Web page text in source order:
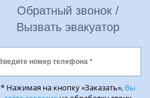
Обратный звонок /
Вызвать эвакуатор
* Нажимая на кнопку «Заказать», Вы